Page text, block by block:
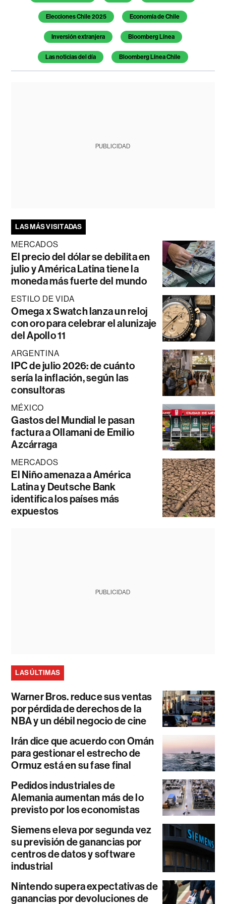
Elecciones Chile 2025 Economía de Chile
Inversión extranjera Bloomberg Línea
Las noticias del día Bloomberg Línea Chile
PUBLICIDAD
LAS MÁS VISITADAS
MERCADOS
El precio del dólar se debilita en
julio y América Latina tiene la
moneda más fuerte del mundo
ESTILO DE VIDA
Omega x Swatch lanza un reloj
con oro para celebrar el alunizaje
del Apollo 11
ARGENTINA
IPC de julio 2026: de cuánto
sería la inflación, según las
consultoras
MÉXICO
Gastos del Mundial le pasan
factura a Ollamani de Emilio
Azcárraga
MERCADOS
El Niño amenaza a América
Latina y Deutsche Bank
identifica los países más
expuestos
PUBLICIDAD
LAS ÚLTIMAS
Warner Bros. reduce sus ventas
por pérdida de derechos de la
NBA y un débil negocio de cine
Irán dice que acuerdo con Omán
para gestionar el estrecho de
Ormuz está en su fase final
Pedidos industriales de
Alemania aumentan más de lo
previsto por los economistas
Siemens eleva por segunda vez
su previsión de ganancias por
centros de datos y software
industrial
Nintendo supera expectativas de
ganancias por devoluciones de